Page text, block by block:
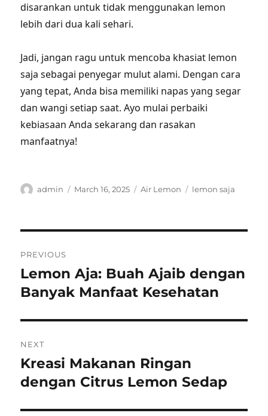
disarankan untuk tidak menggunakan lemon
lebih dari dua kali sehari.
Jadi, jangan ragu untuk mencoba khasiat lemon
saja sebagai penyegar mulut alami. Dengan cara
yang tepat, Anda bisa memiliki napas yang segar
dan wangi setiap saat. Ayo mulai perbaiki
kebiasaan Anda sekarang dan rasakan
manfaatnya!
Author
admin
Posted
March 16, 2025 Categories
Air Lemon Tags
lemon saja
navigation
PREVIOUS
Previous
post:
Lemon Aja: Buah Ajaib dengan
Banyak Manfaat Kesehatan
NEXT
Next
post:
Kreasi Makanan Ringan
dengan Citrus Lemon Sedap